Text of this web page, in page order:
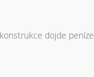
dojde peníze